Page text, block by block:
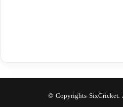
© Copyrights SixCricket.